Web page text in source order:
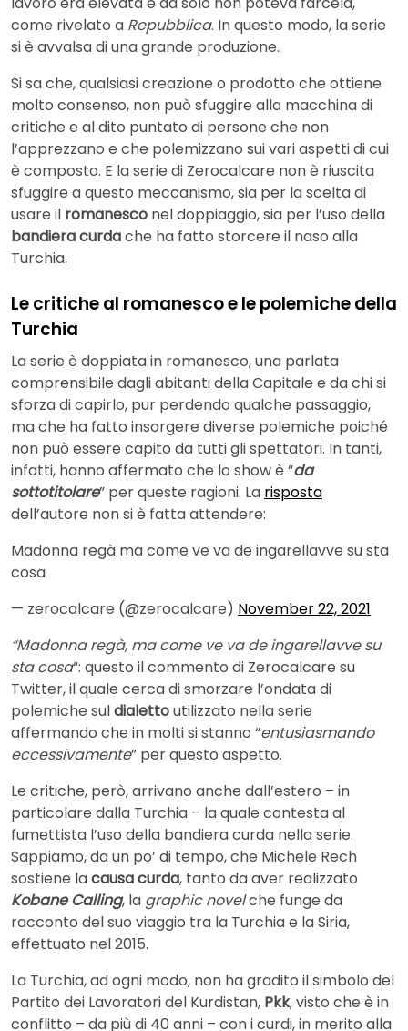
come rivelato a Repubblica. In questo modo, la serie
si è avvalsa di una grande produzione.
Si sa che, qualsiasi creazione o prodotto che ottiene
molto consenso, non può sfuggire alla macchina di
critiche e al dito puntato di persone che non
l’apprezzano e che polemizzano sui vari aspetti di cui
è composto. E la serie di Zerocalcare non è riuscita
sfuggire a questo meccanismo, sia per la scelta di
usare il romanesco nel doppiaggio, sia per l’uso della
bandiera curdache ha fatto storcere il naso alla
Turchia.
Le critiche al romanesco e le polemiche della
Turchia
La serie è doppiata in romanesco, una parlata
comprensibile dagli abitanti della Capitale e da chi si
sforza di capirlo, pur perdendo qualche passaggio,
ma che ha fatto insorgere diverse polemiche poiché
non può essere capito da tutti gli spettatori. In tanti,
infatti, hanno affermato che lo show è “da
sottotitolare” per queste ragioni. La risposta
dell’autore non si è fatta attendere:
Madonna regà ma come ve va de ingarellavve su sta
cosa
— zerocalcare (@zerocalcare) November 22, 2021
“Madonna regà, ma come ve va de ingarellavve su
sta cosa“: questo il commento di Zerocalcare su
Twitter, il quale cerca di smorzare l’ondata di
polemiche suldialettoutilizzato nella serie
affermando che in molti si stanno “entusiasmando
eccessivamente” per questo aspetto.
Le critiche, però, arrivano anche dall’estero – in
particolare dalla Turchia – la quale contesta al
fumettista l’uso della bandiera curda nella serie.
Sappiamo, da un po’ di tempo, che Michele Rech
sostiene lacausa curda, tanto da aver realizzato
Kobane Calling, la graphic novelche funge da
racconto del suo viaggio tra la Turchia e la Siria,
effettuato nel 2015.
La Turchia, ad ogni modo, non ha gradito il simbolo del
Partito dei Lavoratori del Kurdistan, Pkk, visto che è in
conflitto – da più di 40 anni – con i curdi, in merito alla